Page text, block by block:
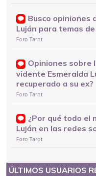
Busco opiniones
Luján para temas
Foro Tarot
Opiniones sobre
vidente Esmeralda
recuperado a su ex?
Foro Tarot
¿Por qué todo el
Luján en las redes
Foro Tarot
ÚLTIMOS USUARIOS